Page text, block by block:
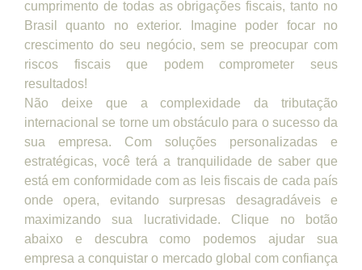
cumprimento de todas as obrigações fiscais, tanto no
Brasil quanto no exterior. Imagine poder focar no
crescimento do seu negócio, sem se preocupar com
riscos fiscais que podem comprometer seus
resultados!
Não deixe que a complexidade da tributação
internacional se torne um obstáculo para o sucesso da
sua empresa. Com soluções personalizadas e
estratégicas, você terá a tranquilidade de saber que
está em conformidade com as leis fiscais de cada país
onde opera, evitando surpresas desagradáveis e
maximizando sua lucratividade. Clique no botão
abaixo e descubra como podemos ajudar sua
empresa a conquistar o mercado global com confiança